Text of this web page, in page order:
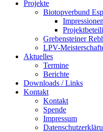
Projekte
Biotopverbund
Impressionen
Grebensteiner
LPV-
Aktuelles
Termine
Berichte
Downloads / Links
Kontakt
Kontakt
Spende
Impressum